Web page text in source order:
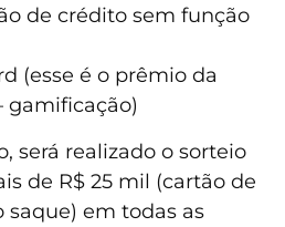
de crédito sem função
(esse é o prêmio da
gamificação)
será realizado o sorteio
de R$ 25 mil (cartão de
em todas as